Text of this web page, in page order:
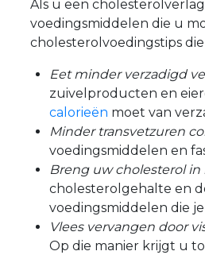
Als u een
voedingsmiddelen die u
cholesterolvoedingstips
Eet minder verzadigd
zuivelproducten en
calorieën moet van
Minder transvetzuren
voedingsmiddelen en
Breng uw cholesterol
cholesterolgehalte en
voedingsmiddelen die
Vlees vervangen door
Op die manier krijgt u